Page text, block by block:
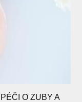
O ZUBY A